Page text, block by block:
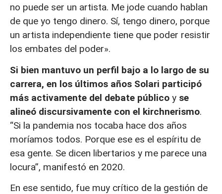
no puede ser un artista. Me jode cuando hablan
de que yo tengo dinero. Sí, tengo dinero, porque
un artista independiente tiene que poder resistir
los embates del poder».
Si bien mantuvo un perfil bajo a lo largo de su
carrera, en los últimos años Solari participó
más activamente del debate público y se
alineó discursivamente con el kirchnerismo.
“Si la pandemia nos tocaba hace dos años
moríamos todos. Porque ese es el espíritu de
esa gente. Se dicen libertarios y me parece una
locura”, manifestó en 2020.
En ese sentido, fue muy crítico de la gestión de